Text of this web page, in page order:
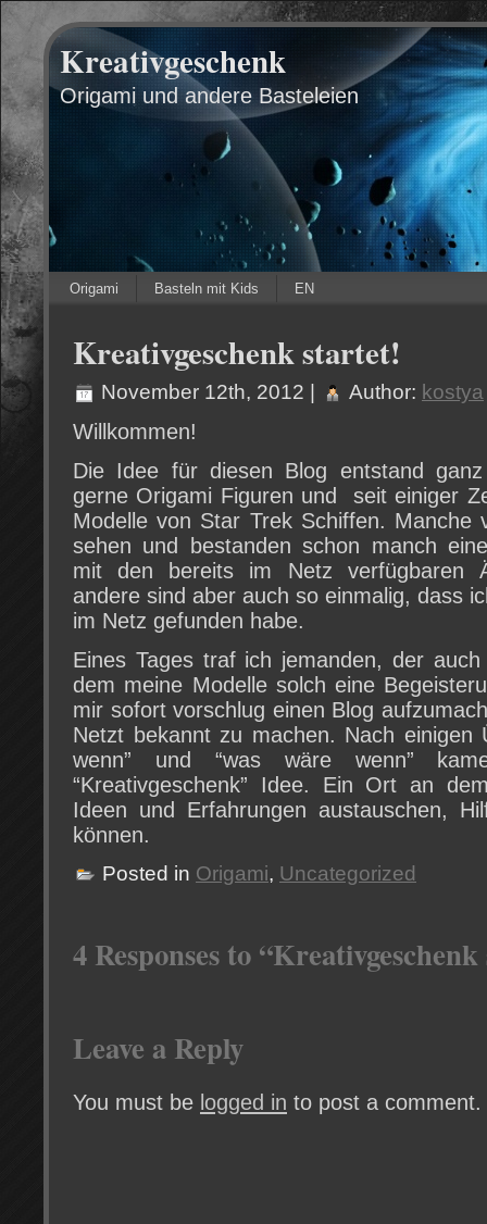
Kreativgeschenk
Origami und andere Basteleien
Origami Basteln mit Kids EN
Kreativgeschenk startet!
November 12th, 2012 | Author: kostya
Willkommen!
Die Idee für diesen Blog entstand
gerne Origami Figuren und seit einiger
Modelle von Star Trek Schiffen. Manche
sehen und bestanden schon manch
mit den bereits im Netz verfügbaren
andere sind aber auch so einmalig, dass
im Netz gefunden habe.
Eines Tages traf ich jemanden, der
dem meine Modelle solch eine
mir sofort vorschlug einen Blog
Netzt bekannt zu machen. Nach einigen
wenn” und “was wäre wenn”
“Kreativgeschenk” Idee. Ein Ort an
Ideen und Erfahrungen austauschen,
können.
Posted in Origami, Uncategorized
4 Responses to
Leave a Reply
You must be logged in to post a comment.